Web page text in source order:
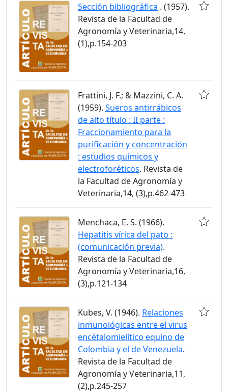
Sección bibliográfica . (1957).
Revista de la Facultad de
Agronomía y Veterinaria,14,
(1),p.154-203
Frattini, J. F.; & Mazzini, C. A.
(1959). Sueros antirrábicos
de alto título : II parte :
Fraccionamiento para la
purificación y concentración
: estudios químicos y
electroforéticos. Revista de
la Facultad de Agronomía y
Veterinaria,14, (3),p.462-473
Menchaca, E. S. (1966).
Hepatitis vírica del pato :
(comunicación previa).
Revista de la Facultad de
Agronomía y Veterinaria,16,
(3),p.121-134
Kubes, V. (1946). Relaciones
inmunológicas entre el virus
encétalomielítico equino de
Colombia y el de Venezuela.
Revista de la Facultad de
Agronomía y Veterinaria,11,
(2),p.245-257